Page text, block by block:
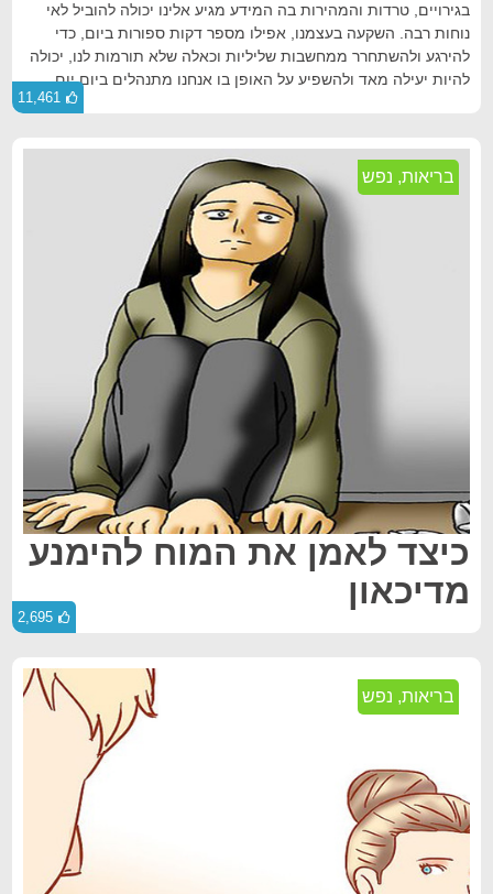
בגירויים, טרדות והמהירות בה המידע מגיע אלינו יכולה להוביל לאי
נוחות רבה. השקעה בעצמנו, אפילו מספר דקות ספורות ביום, כדי
להירגע ולהשתחרר ממחשבות שליליות וכאלה שלא תורמות לנו, יכולה
להיות יעילה מאד ולהשפיע על האופן בו אנחנו מתנהלים ביום יום.
11,461
בריאות, נפש
כיצד לאמן את המוח להימנע
מדיכאון
2,695
בריאות, נפש